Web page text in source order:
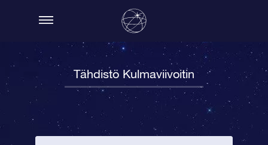
Tähdistö Kulmaviivoitin